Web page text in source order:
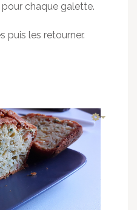
chaque galette.
puis les retourner.